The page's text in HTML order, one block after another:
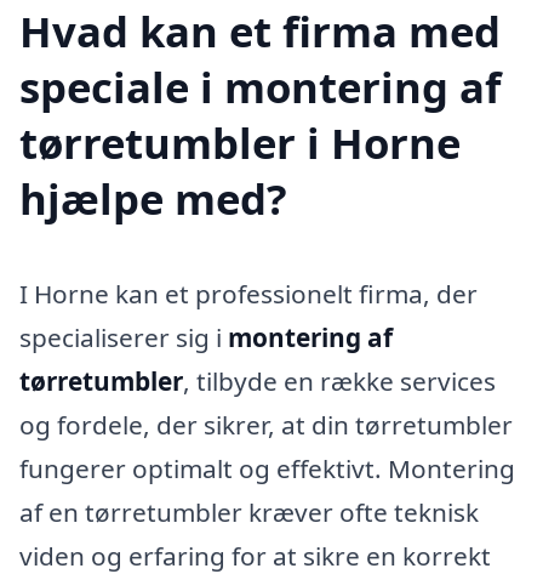
Hvad kan et firma med
speciale i montering af
tørretumbler i Horne
hjælpe med?
I Horne kan et professionelt firma, der
specialiserer sig i montering af
tørretumbler, tilbyde en række services
og fordele, der sikrer, at din tørretumbler
fungerer optimalt og effektivt. Montering
af en tørretumbler kræver ofte teknisk
viden og erfaring for at sikre en korrekt